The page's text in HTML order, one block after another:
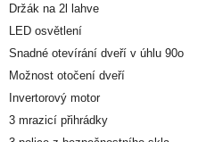
Držák na 2l lahve
LED osvětlení
Snadné otevírání dveří v úhlu 90o
Možnost otočení dveří
Invertorový motor
3 mrazicí přihrádky